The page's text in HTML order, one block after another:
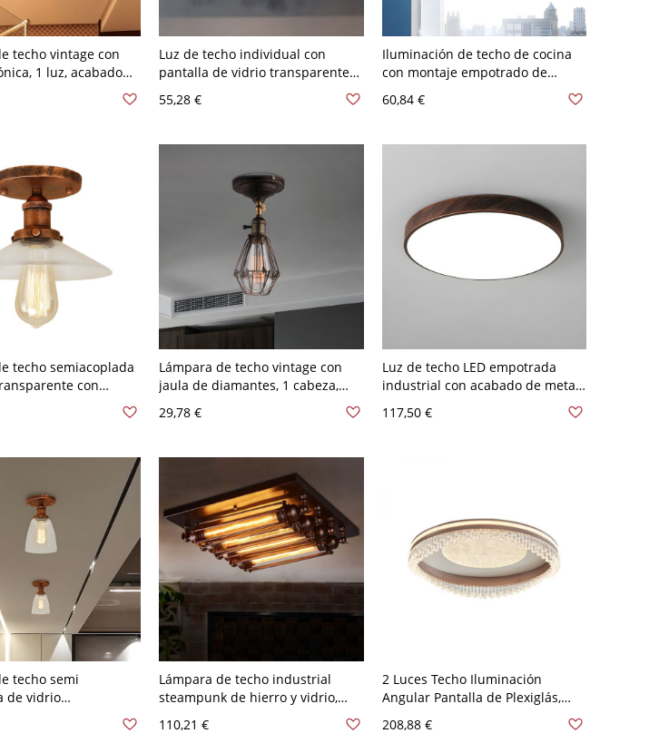
techo vintage con
1 luz, acabado
Luz de techo individual con
pantalla de vidrio transparente
óxido
55,28 €
Iluminación de techo de cocina
con montaje empotrado de
industrial de 1 luz en óxido
60,84 €
techo semiacoplada
con
y acabado en óxido
Lámpara de techo vintage con
jaula de diamantes, 1 cabeza,
metálico en óxido
29,78 €
Luz de techo LED empotrada
industrial con acabado de metal
110 A 120 V 30,48 cm Blanco
117,50 €
techo semi
de vidrio
para pasillo
Lámpara de techo industrial
steampunk de hierro y vidrio,
negra/óxido para bares y lofts -
110,21 €
2 Luces Techo Iluminación
Angular Pantalla de Plexiglás,
Montaje Superficial para
208,88 €